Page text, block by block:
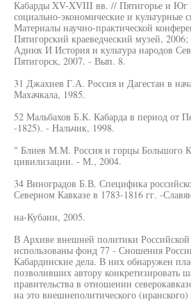
Кабарды XV-XVIII вв. // Пятигорье и Юг
социально-экономические и культурные
Материалы научно-практической
Пятигорский краеведческий музей,
Адиюх И История и культура народов
Пятигорск, 2007. - Вып. 8.
31 Джахиев Г.А. Россия и Дагестан в
Махачкала, 1985.
52 Мальбахов Б.К. Кабарда в период от
-1825). - Нальчик, 1998.
" Блиев М.М. Россия и горцы Большого
цивилизации. - М., 2004.
34 Виноградов Б.В. Специфика
Северном Кавказе в 1783-1816 гг. -
на-Кубани, 2005.
В Архиве внешней политики
использованы фонд 77 - Сношения
Кабардинские дела. В них обнаружен
позволивших автору конкретизировать
правительства в отношении
на это внешнеполитического (иранского)